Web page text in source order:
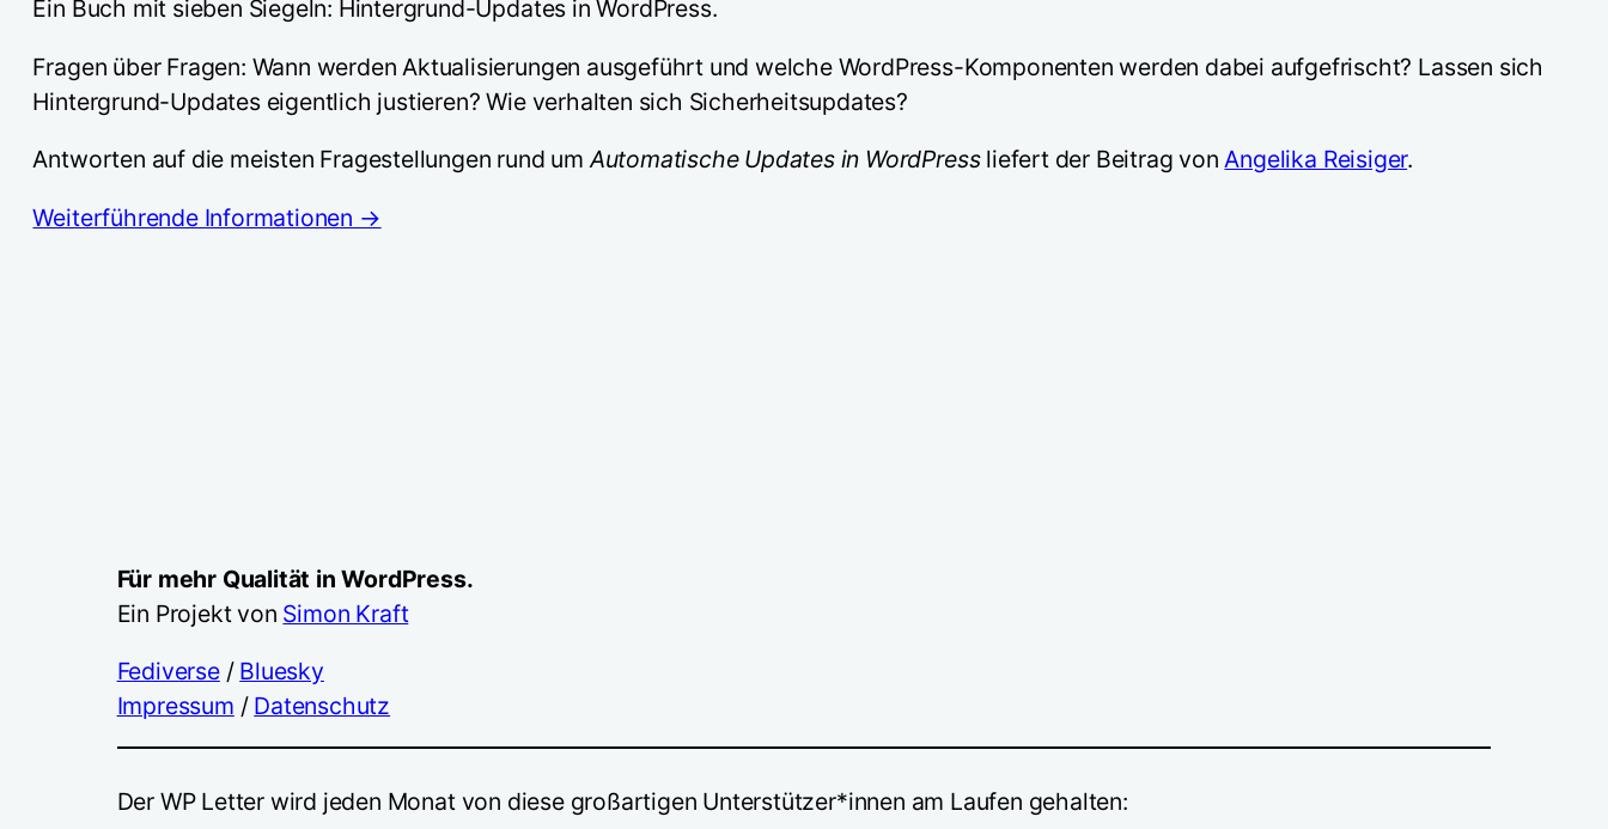
Ein Buch mit sieben Siegeln: Hintergrund-Updates in WordPress.
Fragen über Fragen: Wann werden Aktualisierungen ausgeführt und welche WordPress-Komponenten werden dabei aufgefrischt? Lassen sich
Hintergrund-Updates eigentlich justieren? Wie verhalten sich Sicherheitsupdates?
Antworten auf die meisten Fragestellungen rund umAutomatische Updates in WordPressliefert der Beitrag vonAngelika Reisiger.
Weiterführende Informationen →
Für mehr Qualität in WordPress.
Ein Projekt von Simon Kraft
Fediverse/ Bluesky
Impressum / Datenschutz
Der WP Letter wird jeden Monat von diese großartigen Unterstützer*innen am Laufen gehalten: